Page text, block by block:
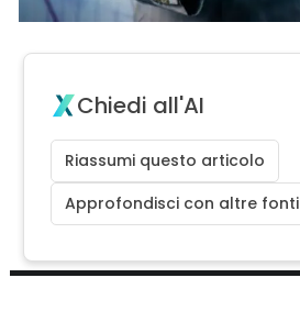
Chiedi all'AI
Riassumi questo articolo
Approfondisci con altre fonti